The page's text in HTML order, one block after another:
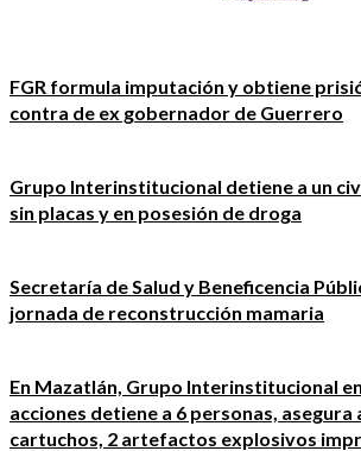
FGR formula imputación y obtiene
contra de ex gobernador de Guerrero
Grupo Interinstitucional detiene a un
sin placas y en posesión de droga
Secretaría de Salud y Beneficencia
jornada de reconstrucción mamaria
En Mazatlán, Grupo Interinstitucional
acciones detiene a 6 personas,
cartuchos, 2 artefactos explosivos